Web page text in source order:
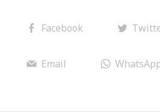
Facebook
Email